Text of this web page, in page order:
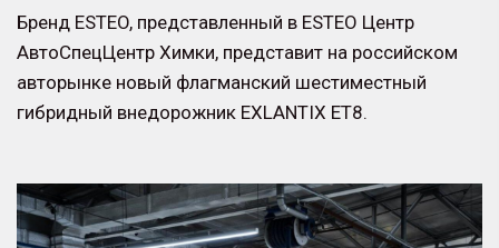
Бренд ESTEO, представленный в ESTEO Центр
АвтоСпецЦентр Химки, представит на российском
авторынке новый флагманский шестиместный
гибридный внедорожник EXLANTIX ET8.